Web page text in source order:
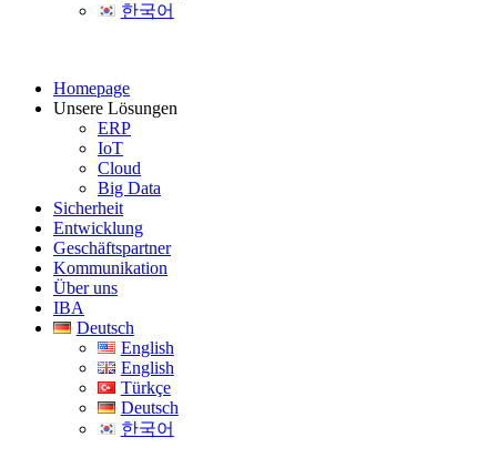
한국어
Homepage
Unsere Lösungen
ERP
IoT
Cloud
Big Data
Sicherheit
Entwicklung
Geschäftspartner
Kommunikation
Über uns
IBA
Deutsch
English
English
Türkçe
Deutsch
한국어